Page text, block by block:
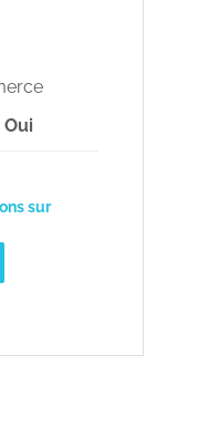
Oui
sur